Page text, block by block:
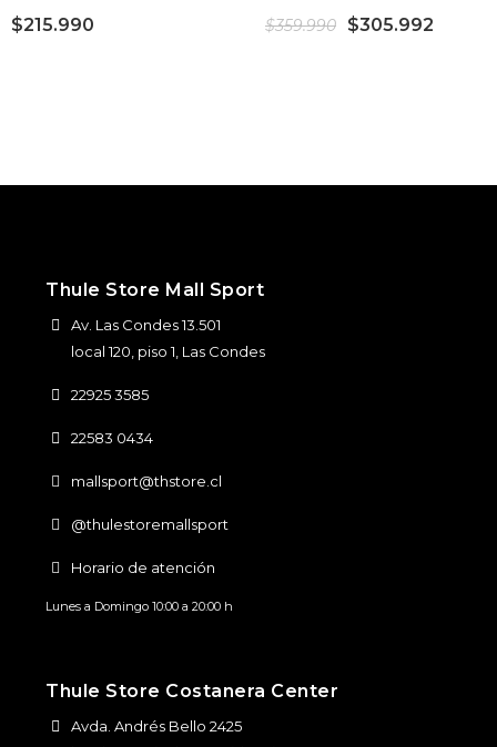
$215.990
$359.990
$305.992
Thule Store Mall Sport
Av. Las Condes 13.501
local 120, piso 1, Las Condes
22925 3585
22583 0434
mallsport@thstore.cl
@thulestoremallsport
Horario de atención
Lunes a Domingo 10:00 a 20:00 h
Thule Store Costanera Center
Avda. Andrés Bello 2425